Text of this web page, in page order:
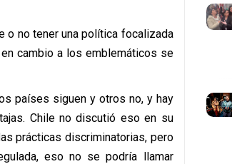
o no tener una política focalizada
cambio a los emblemáticos se
países siguen y otros no, y hay
Chile no discutió eso en su
prácticas discriminatorias, pero
eso no se podría llamar